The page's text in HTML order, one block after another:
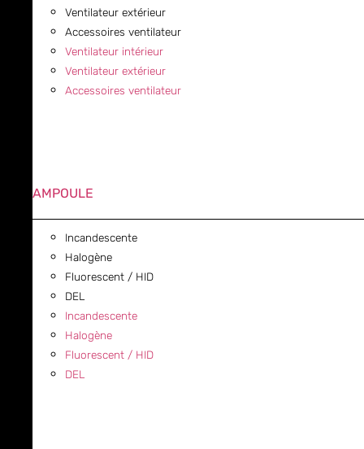
Ventilateur extérieur
Accessoires ventilateur
Ventilateur intérieur
Ventilateur extérieur
Accessoires ventilateur
AMPOULE
Incandescente
Halogène
Fluorescent / HID
DEL
Incandescente
Halogène
Fluorescent / HID
DEL